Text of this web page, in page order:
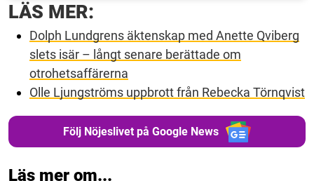
LÄS MER:
Dolph Lundgrens äktenskap med Anette Qviberg
slets isär – långt senare berättade om
otrohetsaffärerna
Olle Ljungströms uppbrott från Rebecka Törnqvist
Följ Nöjeslivet på Google News
Läs mer om...